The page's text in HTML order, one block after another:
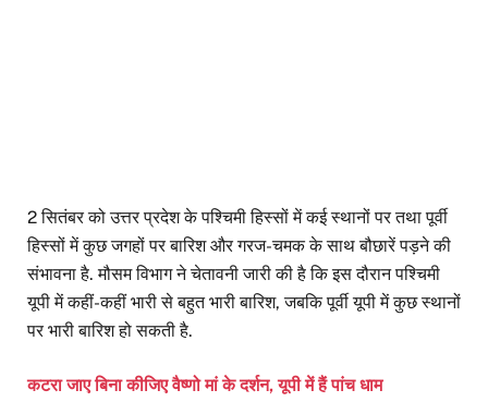
2 सितंबर को उत्तर प्रदेश के पश्चिमी हिस्सों में कई स्थानों पर तथा पूर्वी
हिस्सों में कुछ जगहों पर बारिश और गरज-चमक के साथ बौछारें पड़ने की
संभावना है. मौसम विभाग ने चेतावनी जारी की है कि इस दौरान पश्चिमी
यूपी में कहीं-कहीं भारी से बहुत भारी बारिश, जबकि पूर्वी यूपी में कुछ स्थानों
पर भारी बारिश हो सकती है.
कटरा जाए बिना कीजिए वैष्णो मां के दर्शन, यूपी में हैं पांच धाम